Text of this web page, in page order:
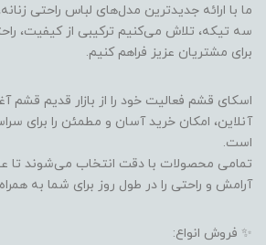
ما با ارائه جدیدترین مدل‌های لباس راحتی
سه تیکه، تلاش می‌کنیم ترکیبی از کیفیت،
برای مشتریان عزیز فراهم کنیم.
اسکای قشم فعالیت خود را از بازار قدیم قشم
آنلاین، امکان خرید آسان و مطمئن را برای
است.
تمامی محصولات با دقت انتخاب می‌شوند تا
آرامش و راحتی را در طول روز برای شما به
✨ فروش انواع: